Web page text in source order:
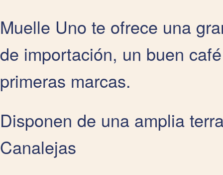
Muelle Uno te ofrece una
de importación, un buen
primeras marcas.
Disponen de una amplia
Canalejas